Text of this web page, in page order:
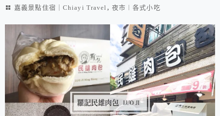
嘉義景點住宿｜Chiayi Travel , 夜市︱各式小吃